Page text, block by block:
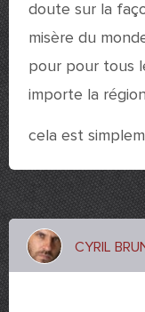
doute sur la
misère du
pour pour tous
importe la
cela est
CYRIL